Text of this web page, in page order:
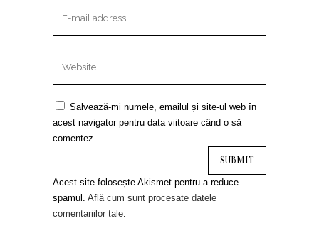
Salvează-mi numele, emailul și site-ul web în
acest navigator pentru data viitoare când o să
comentez.
Acest site folosește Akismet pentru a reduce
spamul. Află cum sunt procesate datele
comentariilor tale.